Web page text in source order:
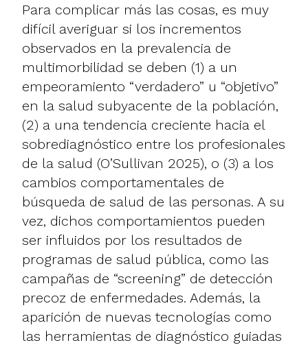
Para complicar más las cosas, es muy
difícil averiguar si los incrementos
observados en la prevalencia de
multimorbilidad se deben (1) a un
empeoramiento “verdadero” u “objetivo”
en la salud subyacente de la población,
(2) a una tendencia creciente hacia el
sobrediagnóstico entre los profesionales
de la salud (O’Sullivan 2025), o (3) a los
cambios comportamentales de
búsqueda de salud de las personas. A su
vez, dichos comportamientos pueden
ser influidos por los resultados de
programas de salud pública, como las
campañas de “screening” de detección
precoz de enfermedades. Además, la
aparición de nuevas tecnologías como
las herramientas de diagnóstico guiadas